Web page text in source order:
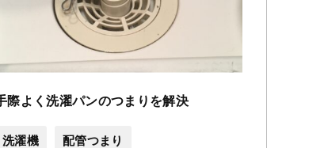
際よく洗濯パンのつまりを解決
洗濯機 配管つまり